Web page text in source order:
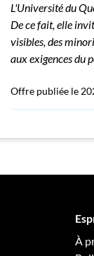
L'Université du
De ce fait, elle
visibles, des
aux exigences du
Offre publiée le
À